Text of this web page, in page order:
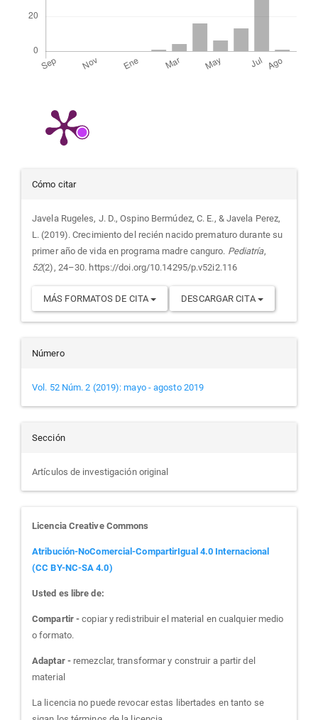
Detalles
del
artículo
Cómo citar
Javela Rugeles, J. D., Ospino Bermúdez, C. E., & Javela Perez,
L. (2019). Crecimiento del recién nacido prematuro durante su
primer año de vida en programa madre canguro. Pediatría,
52(2), 24–30. https://doi.org/10.14295/p.v52i2.116
MÁS FORMATOS DE CITA DESCARGAR CITA
Número
Vol. 52 Núm. 2 (2019): mayo - agosto 2019
Sección
Artículos de investigación original
Licencia Creative Commons
Atribución-NoComercial-CompartirIgual 4.0 Internacional
(CC BY-NC-SA 4.0)
Usted es libre de:
Compartir -copiar y redistribuir el material en cualquier medio
o formato.
Adaptar -remezclar, transformar y construir a partir del
material
La licencia no puede revocar estas libertades en tanto se